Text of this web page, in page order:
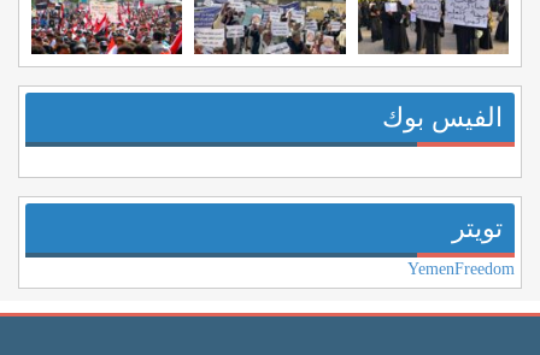
الفيس بوك
تويتر
YemenFreedom